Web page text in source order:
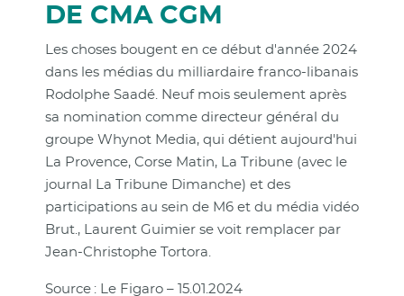
DE CMA CGM
Les choses bougent en ce début d'année 2024
dans les médias du milliardaire franco-libanais
Rodolphe Saadé. Neuf mois seulement après
sa nomination comme directeur général du
groupe Whynot Media, qui détient aujourd'hui
La Provence, Corse Matin, La Tribune (avec le
journal La Tribune Dimanche) et des
participations au sein de M6 et du média vidéo
Brut., Laurent Guimier se voit remplacer par
Jean-Christophe Tortora.
Source : Le Figaro – 15.01.2024